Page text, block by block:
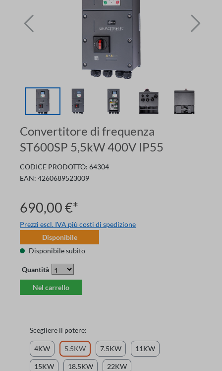
Convertitore di frequenza
ST600SP 5,5kW 400V IP55
CODICE PRODOTTO: 64304
EAN: 4260689523009
690,00 €*
Prezzi escl. IVA più costi di spedizione
Disponibile
Disponibile subito
Quantità
Nel carrello
Scegliere il potere:
4KW 5.5KW 7.5KW 11KW
15KW 18.5KW 22KW